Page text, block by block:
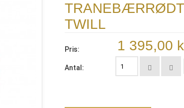
TRANEBÆRRØDT
TWILL
Pris: 1 395,00
Antal: